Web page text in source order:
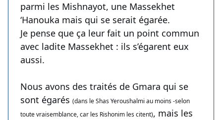
parmi les Mishnayot, une Massekhet
‘Hanouka mais qui se serait égarée.
Je pense que ça leur fait un point commun
avec ladite Massekhet : ils s’égarent eux
aussi.
Nous avons des traités de Gmara qui se
sont égarés (dans le Shas Yeroushalmi au moins -selon
toute vraisemblance, car les Rishonim les citent), mais les